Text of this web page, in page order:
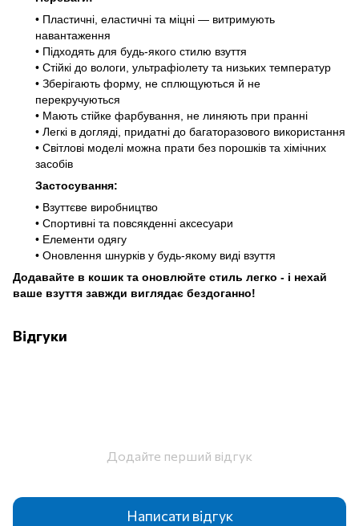
• Пластичні, еластичні та міцні — витримують
навантаження
• Підходять для будь-якого стилю взуття
• Стійкі до вологи, ультрафіолету та низьких температур
• Зберігають форму, не сплющуються й не
перекручуються
• Мають стійке фарбування, не линяють при пранні
• Легкі в догляді, придатні до багаторазового використання
• Світлові моделі можна прати без порошків та хімічних
засобів
Застосування:
• Взуттєве виробництво
• Спортивні та повсякденні аксесуари
• Елементи одягу
• Оновлення шнурків у будь-якому виді взуття
Додавайте в кошик та оновлюйте стиль легко - і нехай
ваше взуття завжди виглядає бездоганно!
Відгуки
Додайте перший відгук
Написати відгук